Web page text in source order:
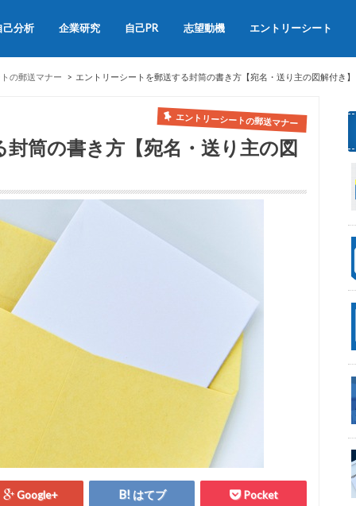
己分析 企業研究
会社説明会
OB訪問
自己PR
自己PRの書き方
自己PRの例文集
志望動機
志望動機の書き方
志望動機の例文
エントリーシート
の郵送マナー エントリーシートを郵送する封筒の書き方【宛名・送り主の図解付き】
エントリーシートの郵送マナー
筒の書き方【宛名・送り主の図
Google+ はてブ Pocket